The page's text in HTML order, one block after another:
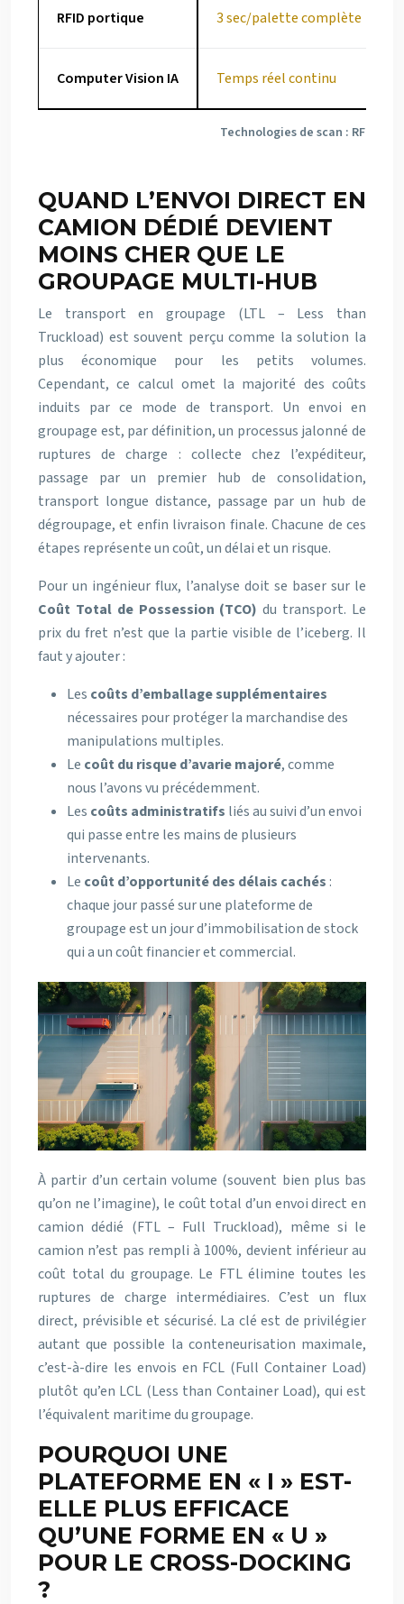
Technologies de scan : RFID vs
RFID portique 3 sec/palette complète
Computer Vision IA Temps réel continu
QUAND L’ENVOI DIRECT EN
CAMION DÉDIÉ DEVIENT
MOINS CHER QUE LE
GROUPAGE MULTI-HUB
Le transport en groupage (LTL – Less than
Truckload) est souvent perçu comme la solution la
plus économique pour les petits volumes.
Cependant, ce calcul omet la majorité des coûts
induits par ce mode de transport. Un envoi en
groupage est, par définition, un processus jalonné de
ruptures de charge : collecte chez l’expéditeur,
passage par un premier hub de consolidation,
transport longue distance, passage par un hub de
dégroupage, et enfin livraison finale. Chacune de ces
étapes représente un coût, un délai et un risque.
Pour un ingénieur flux, l’analyse doit se baser sur le
Coût Total de Possession (TCO) du transport. Le
prix du fret n’est que la partie visible de l’iceberg. Il
faut y ajouter :
Les coûts d’emballage supplémentaires
nécessaires pour protéger la marchandise des
manipulations multiples.
Le coût du risque d’avarie majoré, comme
nous l’avons vu précédemment.
Les coûts administratifs liés au suivi d’un envoi
qui passe entre les mains de plusieurs
intervenants.
Le coût d’opportunité des délais cachés :
chaque jour passé sur une plateforme de
groupage est un jour d’immobilisation de stock
qui a un coût financier et commercial.
À partir d’un certain volume (souvent bien plus bas
qu’on ne l’imagine), le coût total d’un envoi direct en
camion dédié (FTL – Full Truckload), même si le
camion n’est pas rempli à 100%, devient inférieur au
coût total du groupage. Le FTL élimine toutes les
ruptures de charge intermédiaires. C’est un flux
direct, prévisible et sécurisé. La clé est de privilégier
autant que possible la conteneurisation maximale,
c’est-à-dire les envois en FCL (Full Container Load)
plutôt qu’en LCL (Less than Container Load), qui est
l’équivalent maritime du groupage.
POURQUOI UNE
PLATEFORME EN « I » EST-
ELLE PLUS EFFICACE
QU’UNE FORME EN « U »
POUR LE CROSS-DOCKING
?